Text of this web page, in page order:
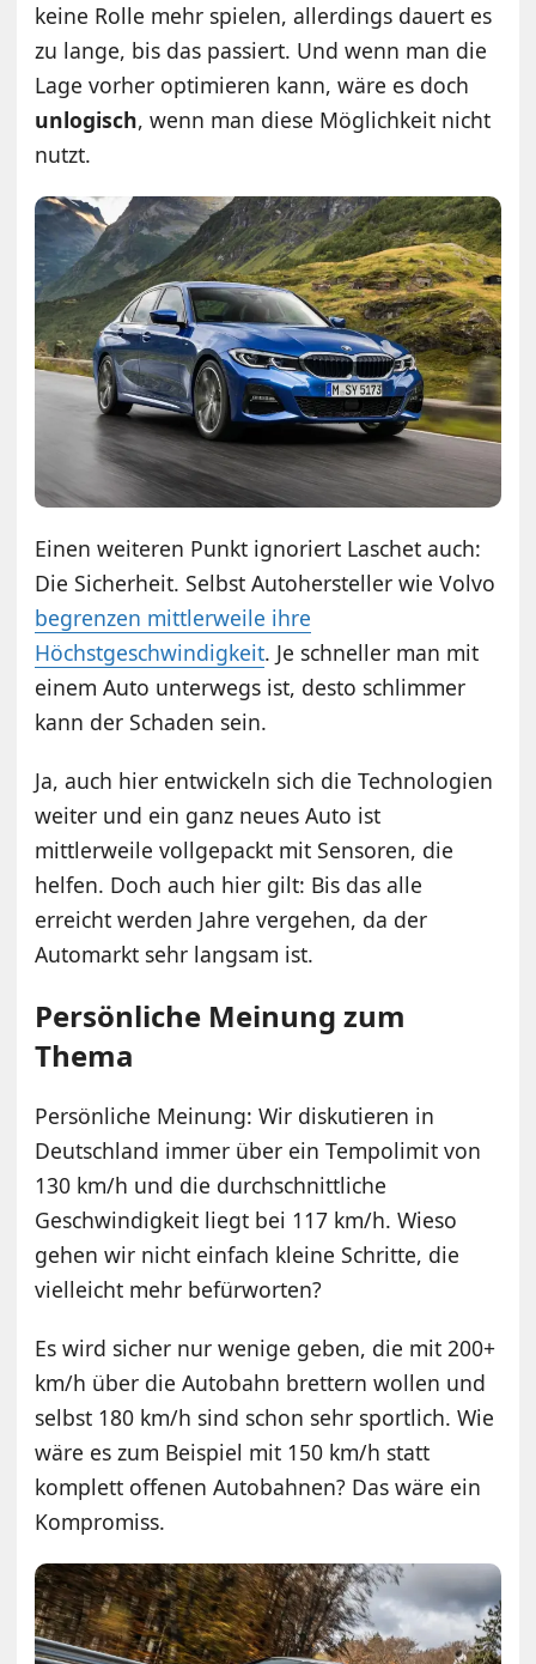
keine Rolle mehr spielen, allerdings dauert es
zu lange, bis das passiert. Und wenn man die
Lage vorher optimieren kann, wäre es doch
unlogisch, wenn man diese Möglichkeit nicht
nutzt.
Einen weiteren Punkt ignoriert Laschet auch:
Die Sicherheit. Selbst Autohersteller wie Volvo
begrenzen mittlerweile ihre
Höchstgeschwindigkeit. Je schneller man mit
einem Auto unterwegs ist, desto schlimmer
kann der Schaden sein.
Ja, auch hier entwickeln sich die Technologien
weiter und ein ganz neues Auto ist
mittlerweile vollgepackt mit Sensoren, die
helfen. Doch auch hier gilt: Bis das alle
erreicht werden Jahre vergehen, da der
Automarkt sehr langsam ist.
Persönliche Meinung zum
Thema
Persönliche Meinung: Wir diskutieren in
Deutschland immer über ein Tempolimit von
130 km/h und die durchschnittliche
Geschwindigkeit liegt bei 117 km/h. Wieso
gehen wir nicht einfach kleine Schritte, die
vielleicht mehr befürworten?
Es wird sicher nur wenige geben, die mit 200+
km/h über die Autobahn brettern wollen und
selbst 180 km/h sind schon sehr sportlich. Wie
wäre es zum Beispiel mit 150 km/h statt
komplett offenen Autobahnen? Das wäre ein
Kompromiss.